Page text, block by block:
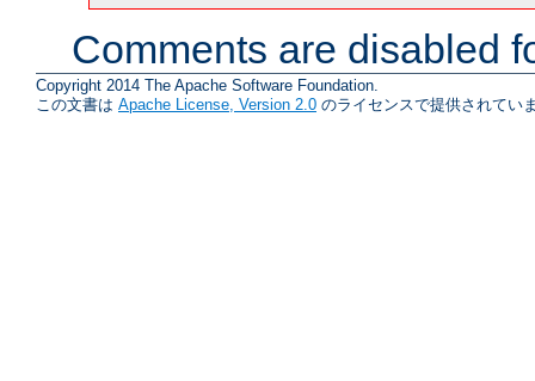
Comments are disabled
Copyright 2014 The Apache Software Foundation.
この文書は Apache License, Version 2.0 のライセンスで提供されてい